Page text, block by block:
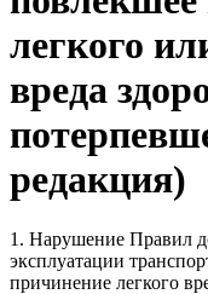
легкого
вреда
редакция)
1. Нарушение Правил
эксплуатации
причинение легкого